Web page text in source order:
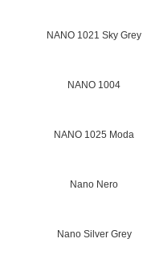
NANO 1021 Sky Grey
NANO 1004
NANO 1025 Moda
Nano Nero
Nano Silver Grey